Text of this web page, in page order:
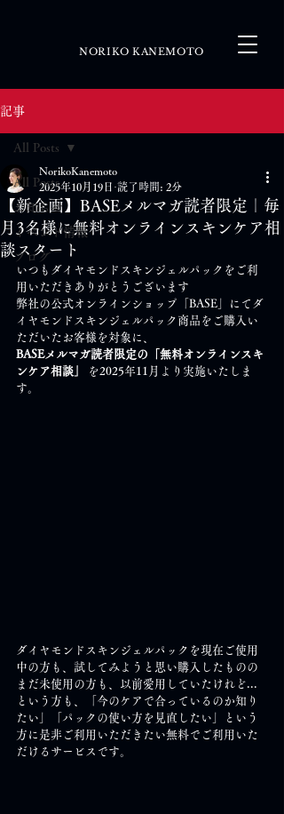
NORIKO KANEMOTO
記事
All Posts
お知らせ
イベント情報
ブログ
All Posts
【新企画】BASEメルマガ読者限定｜毎
月3名様に無料オンラインスキンケア相
談スタート
NorikoKanemoto
2025年10月19日 読了時間: 2分
いつもダイヤモンドスキンジェルパックをご利
用いただきありがとうございます
弊社の公式オンラインショップ「BASE」にてダ
イヤモンドスキンジェルパック商品をご購入い
ただいたお客様を対象に、
BASEメルマガ読者限定の「無料オンラインスキ
ンケア相談」
を2025年11月より実施いたしま
す。
ダイヤモンドスキンジェルパックを現在ご使用
中の方も、試してみようと思い購入したものの
まだ未使用の方も、以前愛用していたけれど...
という方も、「今のケアで合っているのか知り
たい」「パックの使い方を見直したい」という
方に是非ご利用いただきたい無料でご利用いた
だけるサービスです。